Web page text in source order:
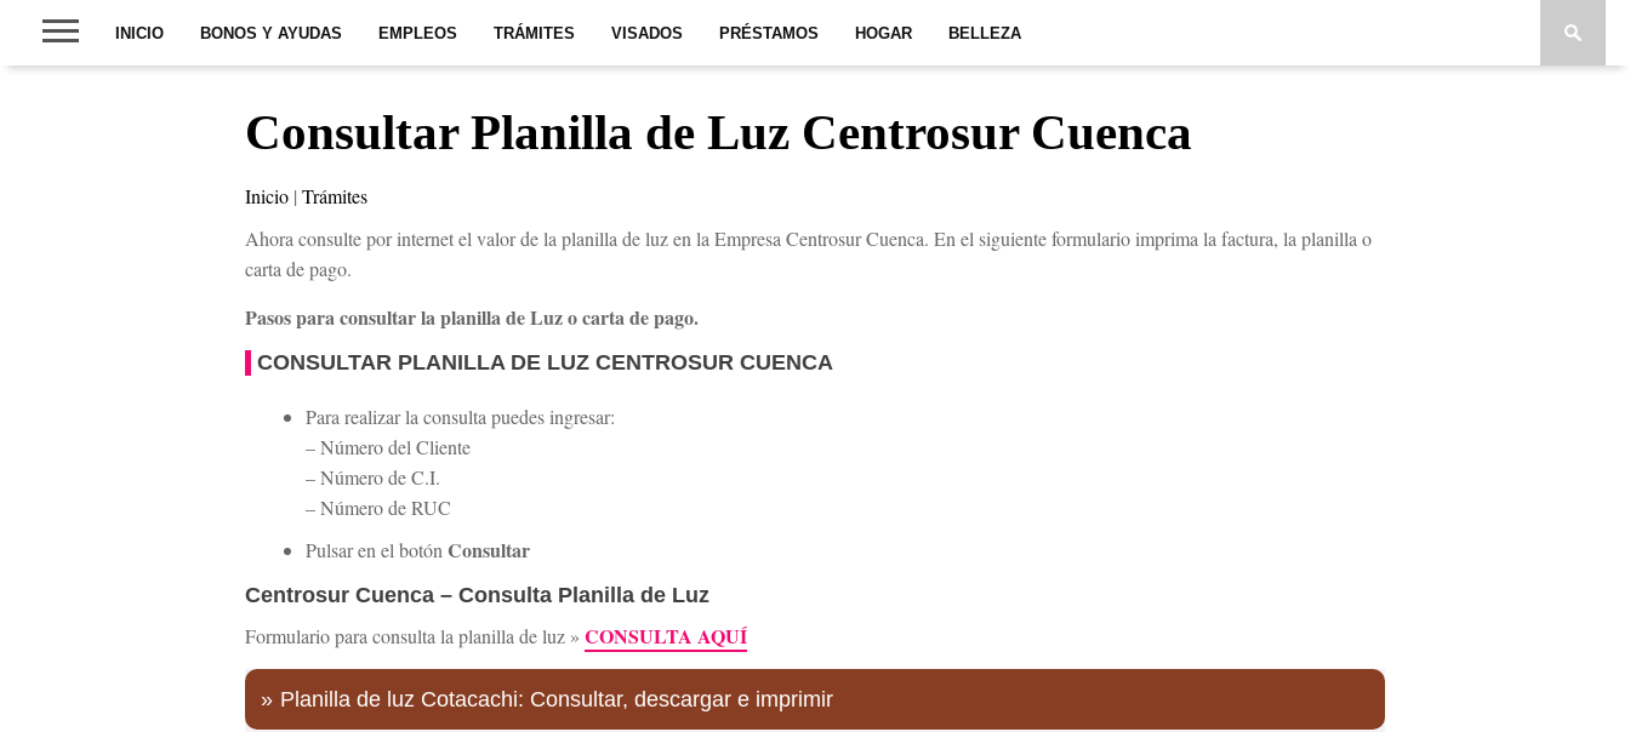
INICIO BONOS Y AYUDAS EMPLEOS TRÁMITES VISADOS PRÉSTAMOS HOGAR BELLEZA
Consultar Planilla de Luz Centrosur Cuenca
Inicio |Trámites
Ahora consulte por internet el valor de la planilla de luz en la Empresa Centrosur Cuenca. En el siguiente formulario imprima la factura, la planilla o
carta de pago.
Pasos para consultar la planilla de Luz o carta de pago.
CONSULTAR PLANILLA DE LUZ CENTROSUR CUENCA
Para realizar la consulta puedes ingresar:
– Número del Cliente
– Número de C.I.
– Número de RUC
Pulsar en el botónConsultar
Centrosur Cuenca – Consulta Planilla de Luz
Formulario para consulta la planilla de luz »CONSULTA AQUÍ
Planilla de luz Cotacachi: Consultar, descargar e imprimir